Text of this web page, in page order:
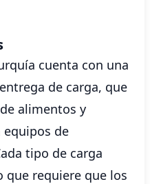
cuenta con una
de carga, que
alimentos y
equipos de
tipo de carga
que requiere que los